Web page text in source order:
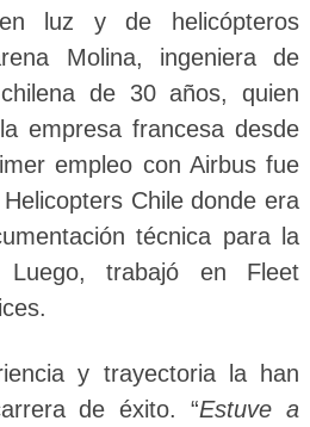
en luz y de helicópteros
Molina, ingeniera de
de 30 años, quien
empresa francesa desde
empleo con Airbus fue
Chile donde era
técnica para la
trabajó en Fleet
y trayectoria la han
de éxito. “Estuve a